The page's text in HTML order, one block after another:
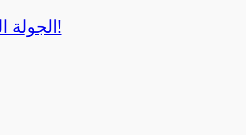
الجولة النهائية لبطولة إيزي كارت 2025!